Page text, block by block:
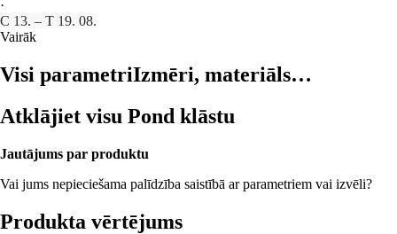
·
C 13. – T 19. 08.
Vairāk
Visi parametriIzmēri, materiāls…
Atklājiet visu Pond klāstu
Jautājums par produktu
Vai jums nepieciešama palīdzība saistībā ar parametriem vai izvēli?
Produkta vērtējums